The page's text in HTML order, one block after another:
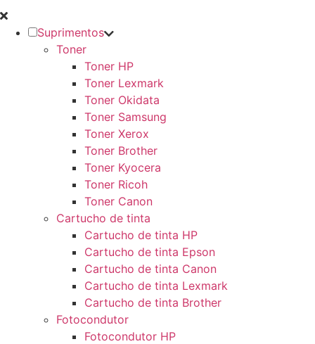
Suprimentos
Toner
Toner HP
Toner Lexmark
Toner Okidata
Toner Samsung
Toner Xerox
Toner Brother
Toner Kyocera
Toner Ricoh
Toner Canon
Cartucho de tinta
Cartucho de tinta HP
Cartucho de tinta Epson
Cartucho de tinta Canon
Cartucho de tinta Lexmark
Cartucho de tinta Brother
Fotocondutor
Fotocondutor HP